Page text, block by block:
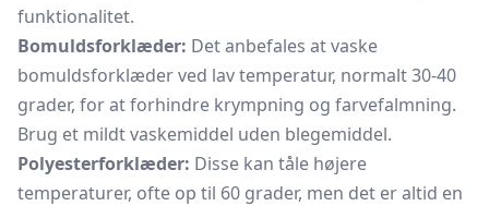
funktionalitet.
Bomuldsforklæder: Det anbefales at vaske
bomuldsforklæder ved lav temperatur, normalt 30-40
grader, for at forhindre krympning og farvefalmning.
Brug et mildt vaskemiddel uden blegemiddel.
Polyesterforklæder: Disse kan tåle højere
temperaturer, ofte op til 60 grader, men det er altid en